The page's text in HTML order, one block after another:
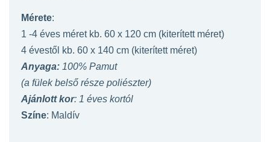
Mérete:
1 -4 éves méret kb. 60 x 120 cm (kiterített méret)
4 évestől kb. 60 x 140 cm (kiterített méret)
Anyaga: 100% Pamut
(a fülek belső része poliészter)
Ajánlott kor: 1 éves kortól
Színe: Maldív